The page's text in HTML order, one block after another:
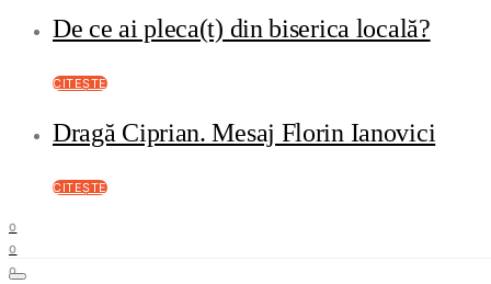
De ce ai pleca(t) din biserica locală?
CITEȘTE
Dragă Ciprian. Mesaj Florin Ianovici
CITEȘTE
0
0
0